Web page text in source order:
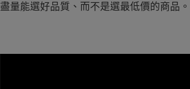
盡量能選好品質、而不是選最低價的商品。